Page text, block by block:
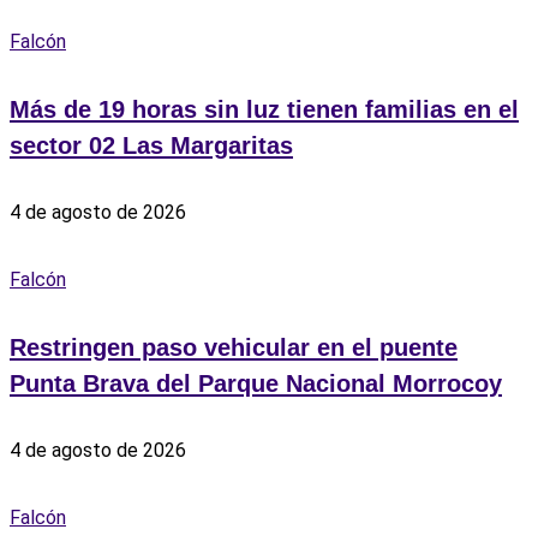
Falcón
Más de 19 horas sin luz tienen familias en el
sector 02 Las Margaritas
4 de agosto de 2026
Falcón
Restringen paso vehicular en el puente
Punta Brava del Parque Nacional Morrocoy
4 de agosto de 2026
Falcón